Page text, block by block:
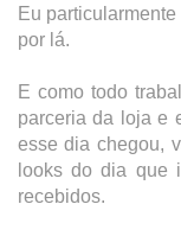
Eu
por lá.
E como todo
parceria da loja e
esse dia chegou,
looks do dia que
recebidos.